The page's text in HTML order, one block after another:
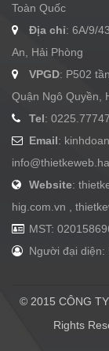
Toàn Quốc
Địa chỉ: 6A/9/
An, Hải Phòng
VPGD: P502
Quận Ngô Quyền,
Tel:
Email:
Website:
hig.com.vn ,
MST:
Người đại diện:
© 2015 CÔNG
Rights